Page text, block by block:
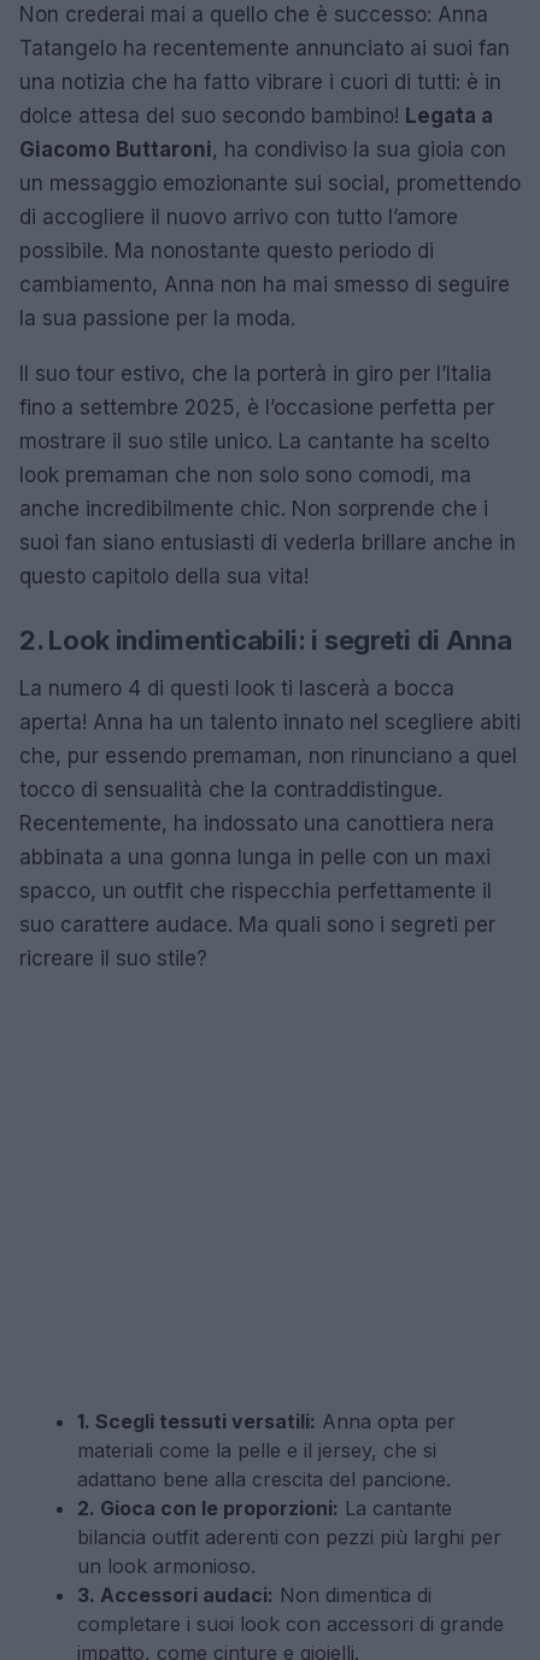
Non crederai mai a quello che è successo: Anna
Tatangelo ha recentemente annunciato ai suoi fan
una notizia che ha fatto vibrare i cuori di tutti: è in
dolce attesa del suo secondo bambino! Legata a
Giacomo Buttaroni, ha condiviso la sua gioia con
un messaggio emozionante sui social, promettendo
di accogliere il nuovo arrivo con tutto l’amore
possibile. Ma nonostante questo periodo di
cambiamento, Anna non ha mai smesso di seguire
la sua passione per la moda.
Il suo tour estivo, che la porterà in giro per l’Italia
fino a settembre 2025, è l’occasione perfetta per
mostrare il suo stile unico. La cantante ha scelto
look premaman che non solo sono comodi, ma
anche incredibilmente chic. Non sorprende che i
suoi fan siano entusiasti di vederla brillare anche in
questo capitolo della sua vita!
2. Look indimenticabili: i segreti di Anna
La numero 4 di questi look ti lascerà a bocca
aperta! Anna ha un talento innato nel scegliere abiti
che, pur essendo premaman, non rinunciano a quel
tocco di sensualità che la contraddistingue.
Recentemente, ha indossato una canottiera nera
abbinata a una gonna lunga in pelle con un maxi
spacco, un outfit che rispecchia perfettamente il
suo carattere audace. Ma quali sono i segreti per
ricreare il suo stile?
1. Scegli tessuti versatili: Anna opta per
materiali come la pelle e il jersey, che si
adattano bene alla crescita del pancione.
2. Gioca con le proporzioni: La cantante
bilancia outfit aderenti con pezzi più larghi per
un look armonioso.
3. Accessori audaci: Non dimentica di
completare i suoi look con accessori di grande
impatto, come cinture e gioielli.